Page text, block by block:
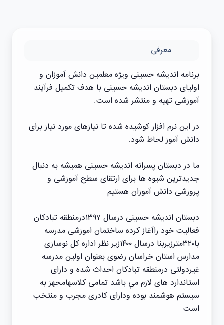
معرفی
برنامه اندیشه حسینی ویژه معلمین دانش آموزان و
اولیای دبستان اندیشه حسینی با هدف تکمیل فرآیند
آموزشی تهیه و منتشر شده است.
در این نرم افزار کوشیده شده تا نیازهای مورد نیاز برای
دانش آموز لحاظ شود.
ما در دبستان پسرانه اندیشه حسینی همیشه به دنبال
جدیدترین شیوه ها برای ارتقای سطح آموزشی و
پرورشی دانش آموزان هستیم
دبستان اندیشه حسینی درسال ۱۳۹۷درمنطقه تبادکان
فعالیت خود راآغاز کرده ساختمان اموزشی مدرسه
با۳۲۰مترزیربنا درسال ۱۴۰۰زیر نظر اداره کل نوسازی
مدارس استان خراسان رضوی بعنوان‌ اولین مدرسه
غیردولتی درمنطقه تبادکان احداث شده و دارای
استاندارد های لازم مي باشد تمامی کلاسهامجهز به
سیستم هوشمند بوده ودارای کادری مجرب و منتخب
است